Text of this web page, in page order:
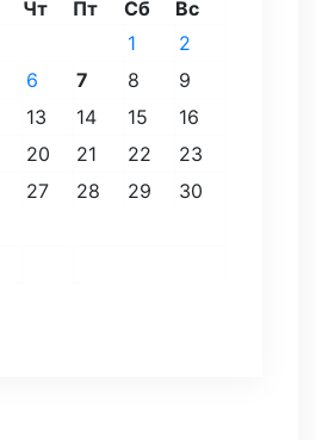
Чт Пт Сб Вс
1
2
6 7 8
9
13 14 15
16
20 21 22
23
27 28 29
30